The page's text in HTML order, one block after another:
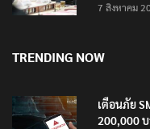
7 สิงหาคม
TRENDING NOW
เตือนภัย
200,000